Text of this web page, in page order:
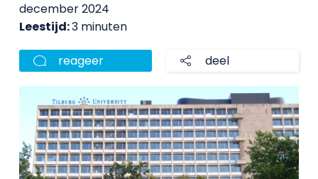
december 2024
Leestijd:3 minuten
reageer deel